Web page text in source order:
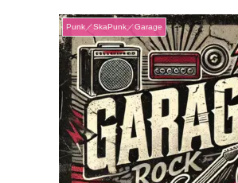
Punk／SkaPunk／Garage